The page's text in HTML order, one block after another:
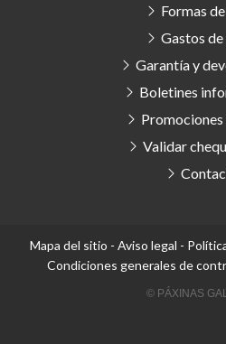
Formas
Gastos de
Garantía y
Boletines
Validar
Mapa del sitio - Aviso legal -
Condiciones generales de
© PÁXINAS